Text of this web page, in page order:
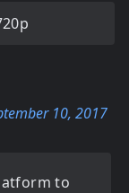
10, 2017
to